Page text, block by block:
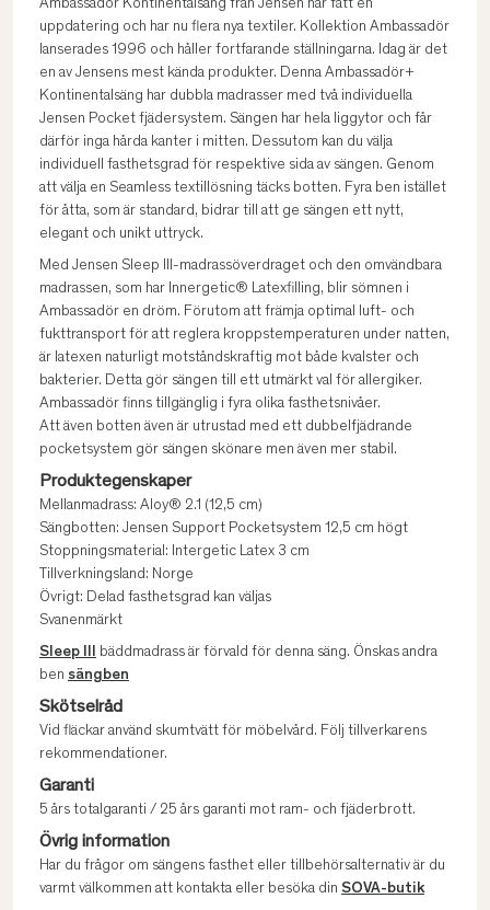
Ambassadör Kontinentalsäng från Jensen har fått en
uppdatering och har nu flera nya textiler. Kollektion Ambassadör
lanserades 1996 och håller fortfarande ställningarna. Idag är det
en av Jensens mest kända produkter. Denna Ambassadör+
Kontinentalsäng har dubbla madrasser med två individuella
Jensen Pocket fjädersystem. Sängen har hela liggytor och får
därför inga hårda kanter i mitten. Dessutom kan du välja
individuell fasthetsgrad för respektive sida av sängen. Genom
att välja en Seamless textillösning täcks botten. Fyra ben istället
för åtta, som är standard, bidrar till att ge sängen ett nytt,
elegant och unikt uttryck.
Med Jensen Sleep III-madrassöverdraget och den omvändbara
madrassen, som har Innergetic® Latexfilling, blir sömnen i
Ambassadör en dröm. Förutom att främja optimal luft- och
fukttransport för att reglera kroppstemperaturen under natten,
är latexen naturligt motståndskraftig mot både kvalster och
bakterier. Detta gör sängen till ett utmärkt val för allergiker.
Ambassadör finns tillgänglig i fyra olika fasthetsnivåer.
Att även botten även är utrustad med ett dubbelfjädrande
pocketsystem gör sängen skönare men även mer stabil.
Produktegenskaper
Mellanmadrass: Aloy® 2.1 (12,5 cm)
Sängbotten: Jensen Support Pocketsystem 12,5 cm högt
Stoppningsmaterial: Intergetic Latex 3 cm
Tillverkningsland: Norge
Övrigt: Delad fasthetsgrad kan väljas
Svanenmärkt
Sleep III bäddmadrass är förvald för denna säng. Önskas andra
ben sängben
Skötselråd
Vid fläckar använd skumtvätt för möbelvård. Följ tillverkarens
rekommendationer.
Garanti
5 års totalgaranti / 25 års garanti mot ram- och fjäderbrott.
Övrig information
Har du frågor om sängens fasthet eller tillbehörsalternativ är du
varmt välkommen att kontakta eller besöka din SOVA-butik